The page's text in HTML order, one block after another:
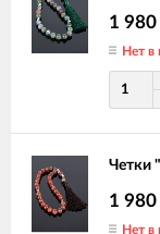
1 980
Нет в
Четки
1 980
Нет в